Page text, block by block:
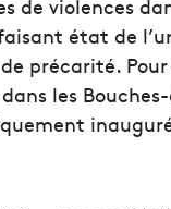
de violences
état de
précarité.
les